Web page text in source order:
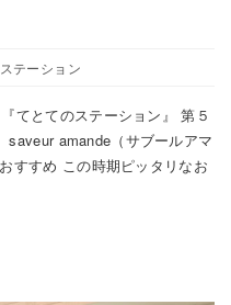
テーション
てとてのステーション』 第５
amande（サブールアマ
すすめ この時期ピッタリなお